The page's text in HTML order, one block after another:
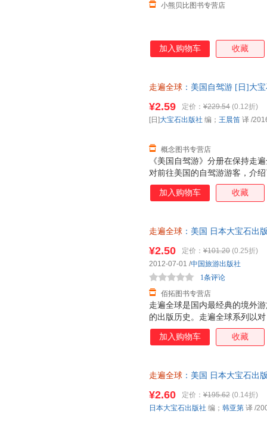
小熊贝比图书专营店
加入购物车 收藏
走遍全球 ：美国自驾游 [日]大
《美国自驾游》分册在保持走
对前往美国的自驾游游客，介
法”，从“美国自驾游方法指南”
实用性的信息。分区特色线路
年的出版历史。走遍全球系列
全球系列旅游指南一贯坚持自
把内容做好。该系列图书更致
资
¥2.59 定价： ¥229.54 (0.12折)
概念图书专营店
[日]大宝石出版社 编； 王晨笛 译 /
加入购物车 收藏
走遍全球 ：美国 日本大宝石出
走遍全球是国内最经典的境外
的出版历史。走遍全球系列以
图片和双语地图制作，获得了
遍全球系列旅游指南一贯坚持
用、印刷的精美，让走遍全球
相当大的不同，图片更加清晰
美国的神奇，一定会让读者觉
¥2.50 定价： ¥101.20 (0.25折)
佰拓图书专营店
1条评论
2012-07-01 /中国旅游出版社
加入购物车 收藏
走遍全球 ：美国 日本大宝石出
¥2.60 定价： ¥195.62 (0.14折)
日本大宝石出版社 编； 韩亚第 译 /